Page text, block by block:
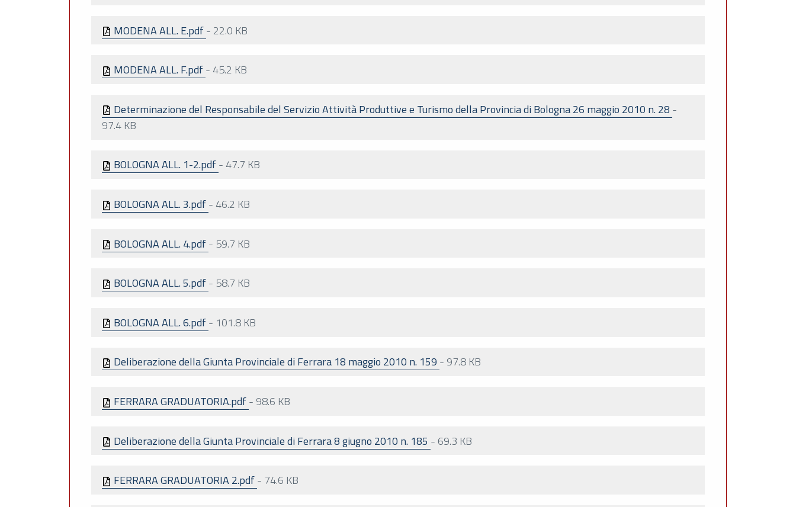
MODENA ALL. E.pdf- 22.0 KB
MODENA ALL. F.pdf- 45.2 KB
Determinazione del Responsabile del Servizio Attività Produttive e Turismo della Provincia di Bologna 26 maggio 2010 n. 28 -
97.4 KB
BOLOGNA ALL. 1-2.pdf- 47.7 KB
BOLOGNA ALL. 3.pdf- 46.2 KB
BOLOGNA ALL. 4.pdf- 59.7 KB
BOLOGNA ALL. 5.pdf- 58.7 KB
BOLOGNA ALL. 6.pdf- 101.8 KB
Deliberazione della Giunta Provinciale di Ferrara 18 maggio 2010 n. 159 - 97.8 KB
FERRARA GRADUATORIA.pdf- 98.6 KB
Deliberazione della Giunta Provinciale di Ferrara 8 giugno 2010 n. 185 - 69.3 KB
FERRARA GRADUATORIA 2.pdf- 74.6 KB